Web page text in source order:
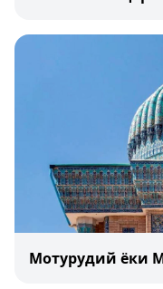
Мотурудий ёки